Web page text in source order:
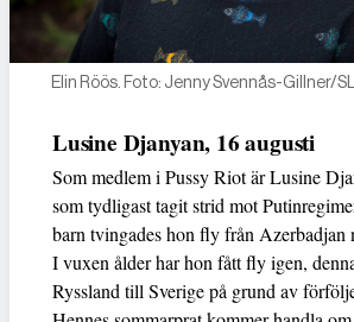
Elin Röös. Foto: Jenny Svennås-Gillner/
Lusine Djanyan, 16 augusti
Som medlem i Pussy Riot är Lusine
som tydligast tagit strid mot
barn tvingades hon fly från Azerbadjan
I vuxen ålder har hon fått fly igen,
Ryssland till Sverige på grund av